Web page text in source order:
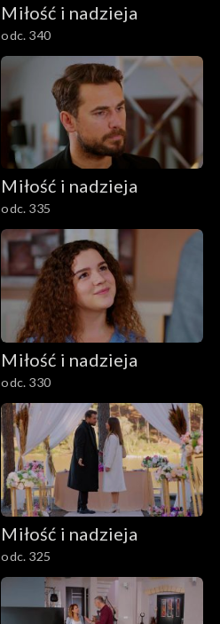
Miłość i nadzieja
odc. 340
Miłość i nadzieja
odc. 335
Miłość i nadzieja
odc. 330
Miłość i nadzieja
odc. 325